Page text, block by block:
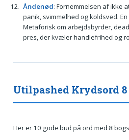
Åndenød: Fornemmelsen af ikke
panik, svimmelhed og koldsved.
Metaforisk om arbejdsbyrder,
pres, der kvæler handlefrihed og
Utilpashed Krydsord
Her er 10 gode bud på ord med 8